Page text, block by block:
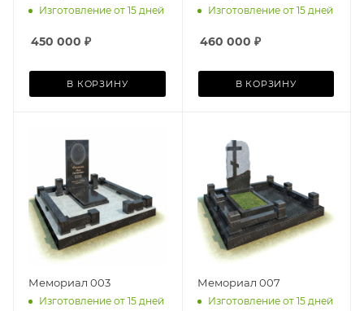
Изготовление от 15 дней
450 000 ₽
В КОРЗИНУ
Изготовление от 15 дней
460 000 ₽
В КОРЗИНУ
Мемориал 003
Изготовление от 15 дней
Мемориал 007
Изготовление от 15 дней